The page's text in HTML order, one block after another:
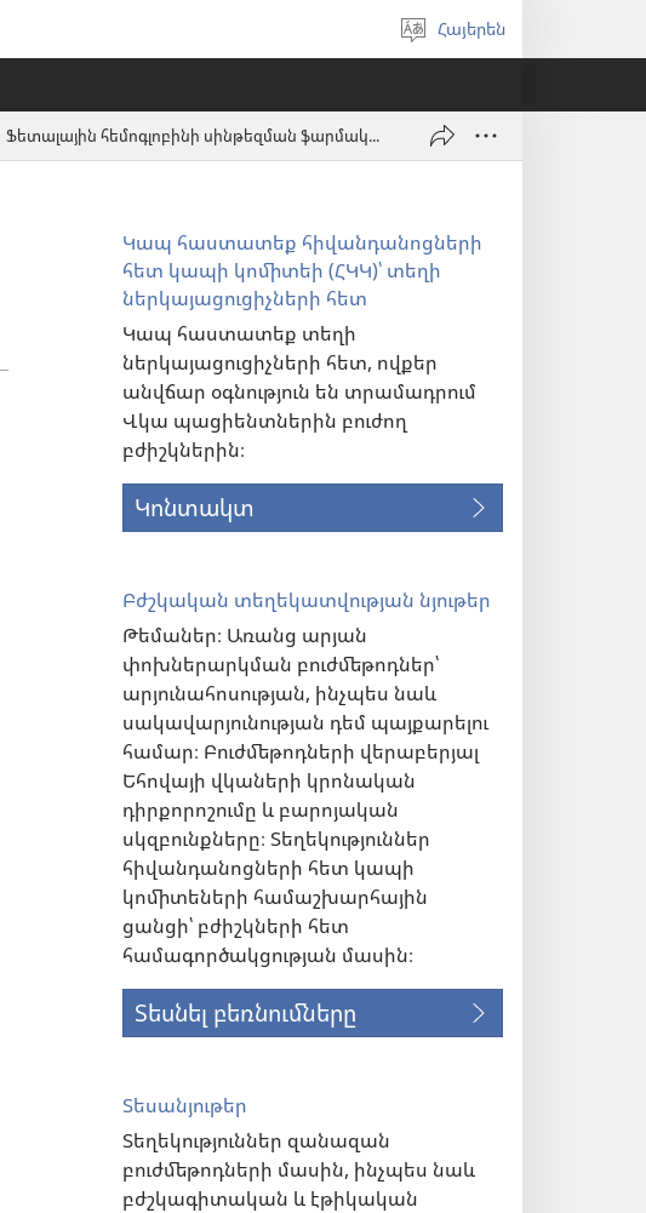
Ընտրել
լեզուն
Հայերեն
Ֆետալային հեմոգլոբինի սինթեզման ֆարմակալոգիական խթանում
Կապ հաստատեք հիվանդանոցների
հետ կապի կոմիտեի (ՀԿԿ)՝ տեղի
ներկայացուցիչների հետ
Կապ հաստատեք տեղի
ներկայացուցիչների հետ, ովքեր
անվճար օգնություն են տրամադրում
Վկա պացիենտներին բուժող
բժիշկներին։
Կոնտակտ
Բժշկական տեղեկատվության նյութեր
Թեմաներ։ Առանց արյան
փոխներարկման բուժմեթոդներ՝
արյունահոսության, ինչպես նաև
սակավարյունության դեմ պայքարելու
համար։ Բուժմեթոդների վերաբերյալ
Եհովայի վկաների կրոնական
դիրքորոշումը և բարոյական
սկզբունքները։ Տեղեկություններ
հիվանդանոցների հետ կապի
կոմիտեների համաշխարհային
ցանցի՝ բժիշկների հետ
համագործակցության մասին։
Տեսնել բեռնումները
Տեսանյութեր
Տեղեկություններ զանազան
բուժմեթոդների մասին, ինչպես նաև
բժշկագիտական և էթիկական